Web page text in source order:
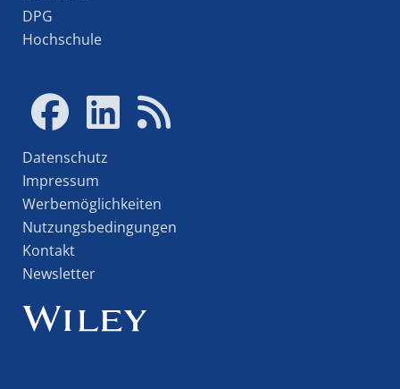
DPG
Hochschule
Datenschutz
Impressum
Werbemöglichkeiten
Nutzungsbedingungen
Kontakt
Newsletter